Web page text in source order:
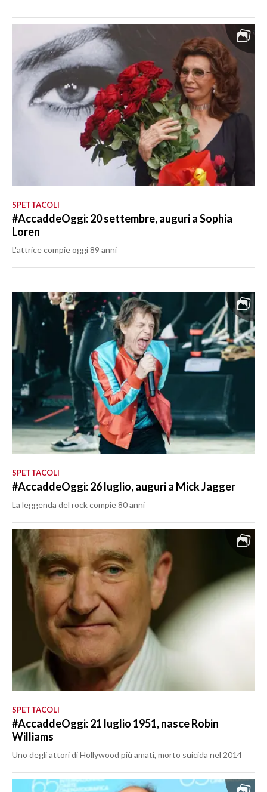
SPETTACOLI
#AccaddeOggi: 20 settembre, auguri a Sophia
Loren
L'attrice compie oggi 89 anni
SPETTACOLI
#AccaddeOggi: 26 luglio, auguri a Mick Jagger
La leggenda del rock compie 80 anni
SPETTACOLI
#AccaddeOggi: 21 luglio 1951, nasce Robin
Williams
Uno degli attori di Hollywood più amati, morto suicida nel 2014